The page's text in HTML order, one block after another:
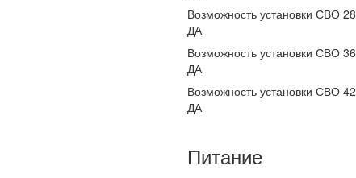
Возможность установки СВО
ДА
Возможность установки СВО
ДА
Возможность установки СВО
ДА
Питание